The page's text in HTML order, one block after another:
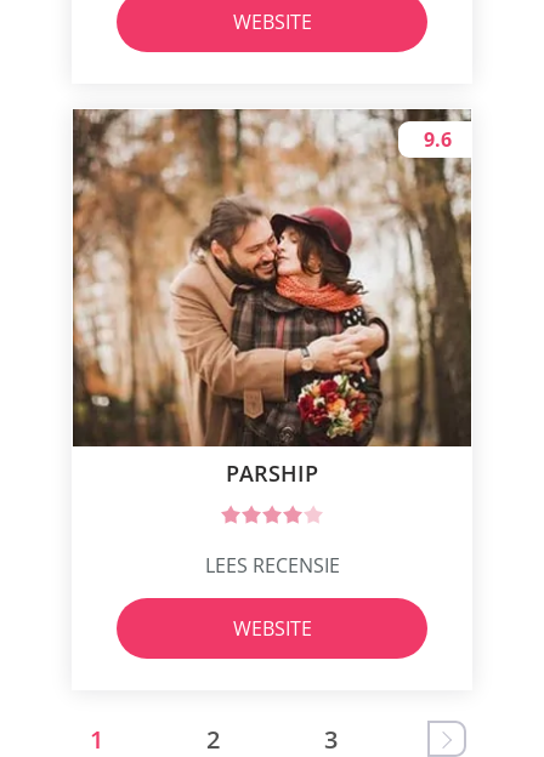
WEBSITE
PARSHIP
9.6
LEES RECENSIE
WEBSITE
1 2 3